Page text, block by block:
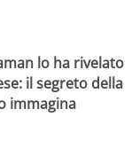
lo ha rivelato
il segreto della
immagina